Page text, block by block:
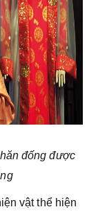
đống được
vật thể hiện